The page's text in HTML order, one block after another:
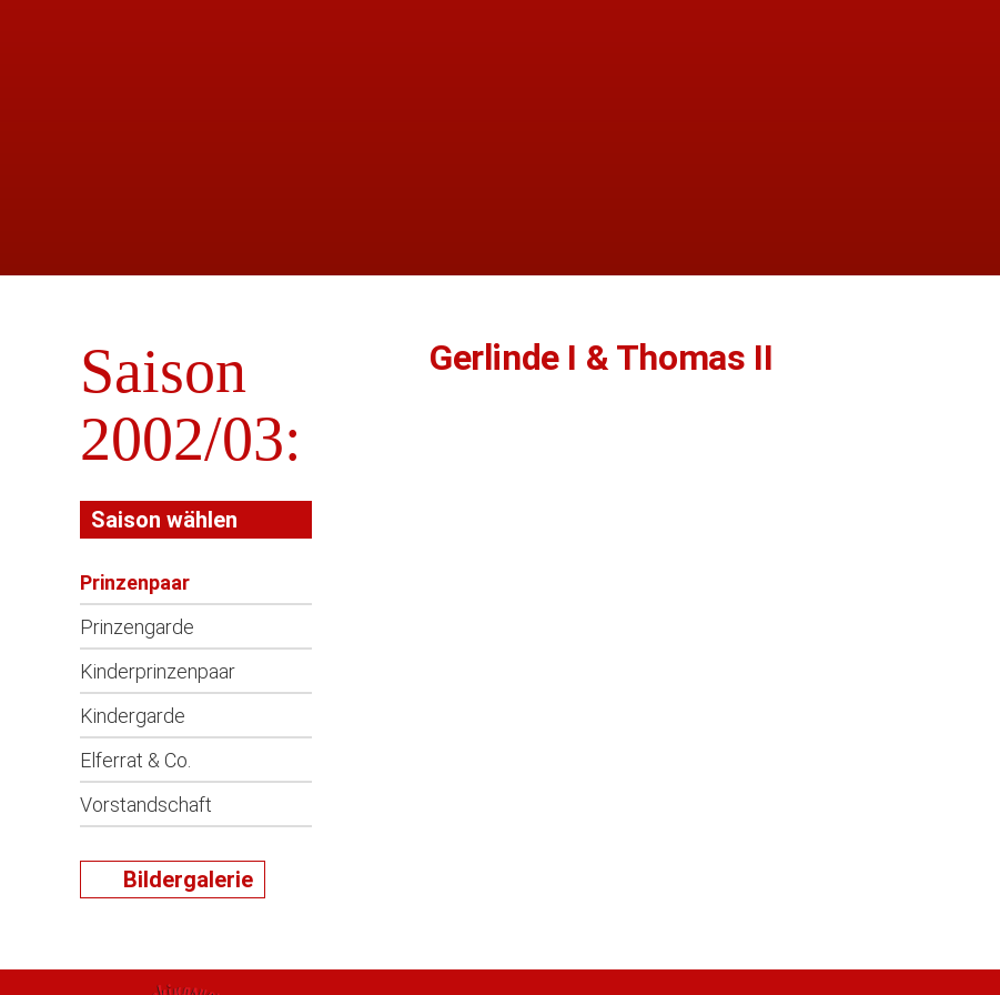
Saison
2002/03:
Saison wählen
Prinzenpaar
Prinzengarde
Kinderprinzenpaar
Kindergarde
Elferrat & Co.
Vorstandschaft
Bildergalerie
Gerlinde I & Thomas II